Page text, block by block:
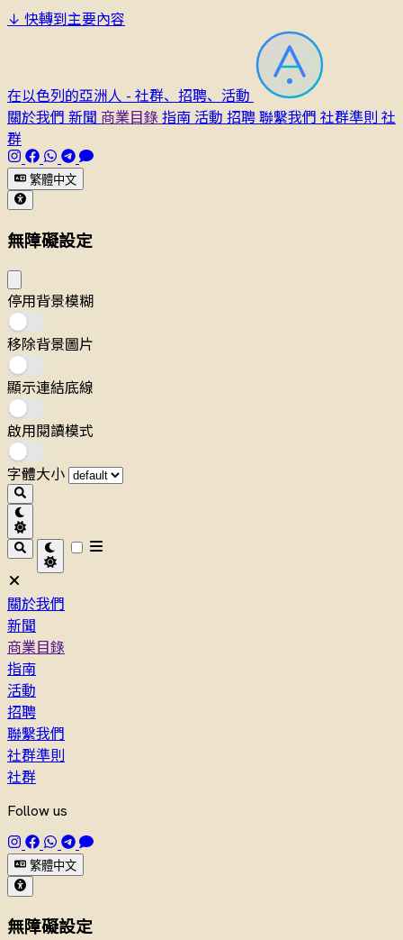
↓ 快轉到主要內容
在以色列的亞洲人 - 社群、招聘、活動
關於我們 新聞 商業目錄指南 活動 招聘聯繫我們 社群準則 社
群
繁體中文
無障礙設定
停用背景模糊
移除背景圖片
顯示連結底線
啟用閱讀模式
字體大小
關於我們
新聞
商業目錄
指南
活動
招聘
聯繫我們
社群準則
社群
Follow us
繁體中文
無障礙設定